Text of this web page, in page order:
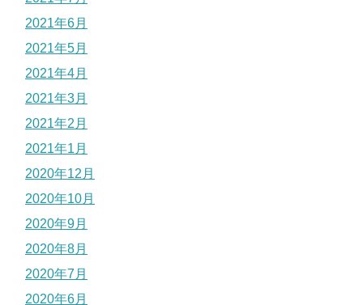
2021年6月
2021年5月
2021年4月
2021年3月
2021年2月
2021年1月
2020年12月
2020年10月
2020年9月
2020年8月
2020年7月
2020年6月